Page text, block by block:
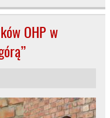
OHP w